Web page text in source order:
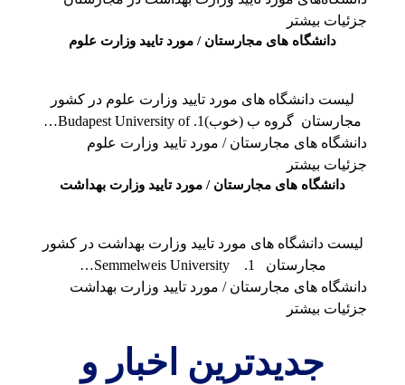
جزئیات بیشتر
دانشگاه های مجارستان / مورد تایید وزارت علوم
لیست دانشگاه های مورد تایید وزارت علوم در کشور
مجارستان گروه ب (خوب)1. Budapest University of…
دانشگاه های مجارستان / مورد تایید وزارت علوم
جزئیات بیشتر
دانشگاه های مجارستان / مورد تایید وزارت بهداشت
لیست دانشگاه های مورد تایید وزارت بهداشت در کشور
مجارستان 1. Semmelweis University…
دانشگاه های مجارستان / مورد تایید وزارت بهداشت
جزئیات بیشتر
جدیدترین اخبار و